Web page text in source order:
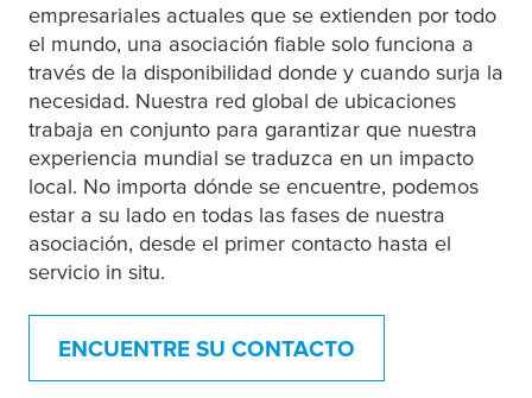
empresariales actuales que se extienden por todo
el mundo, una asociación fiable solo funciona a
través de la disponibilidad donde y cuando surja la
necesidad. Nuestra red global de ubicaciones
trabaja en conjunto para garantizar que nuestra
experiencia mundial se traduzca en un impacto
local. No importa dónde se encuentre, podemos
estar a su lado en todas las fases de nuestra
asociación, desde el primer contacto hasta el
servicio in situ.
ENCUENTRE SU CONTACTO